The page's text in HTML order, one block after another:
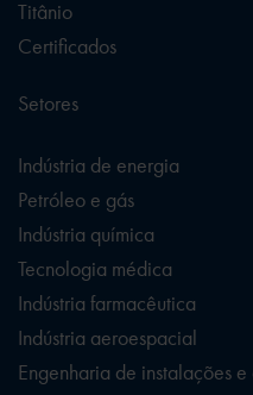
Titânio
Certificados
Setores
Indústria de energia
Petróleo e gás
Indústria química
Tecnologia médica
Indústria farmacêutica
Indústria aeroespacial
Engenharia de instalações